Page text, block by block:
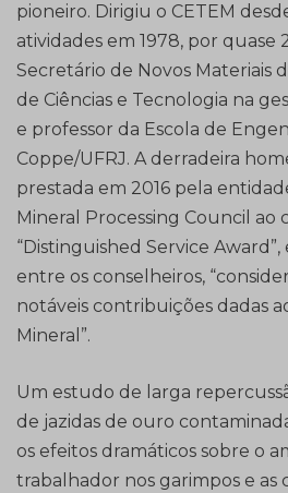
pioneiro. Dirigiu o CETEM
atividades em 1978, por quase
Secretário de Novos Materiais
de Ciências e Tecnologia na
e professor da Escola de
Coppe/UFRJ. A derradeira
prestada em 2016 pela
Mineral Processing Council ao
“Distinguished Service
entre os conselheiros,
notáveis contribuições dadas
Mineral”.
Um estudo de larga
de jazidas de ouro
os efeitos dramáticos sobre o
trabalhador nos garimpos e as